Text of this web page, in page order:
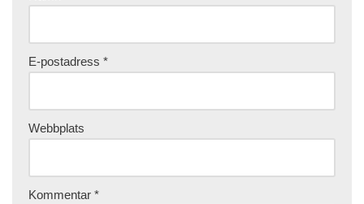
E-postadress *
Webbplats
Kommentar *